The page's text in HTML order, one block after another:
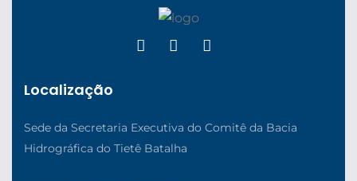
Localização
Sede da Secretaria Executiva do Comitê da Bacia
Hidrográfica do Tietê Batalha